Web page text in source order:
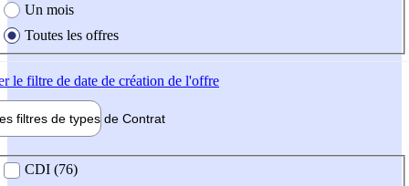
Un mois
Toutes les offres
le filtre de date de création de l'offre
filtres de types de Contrat
contrat
CDI (76)